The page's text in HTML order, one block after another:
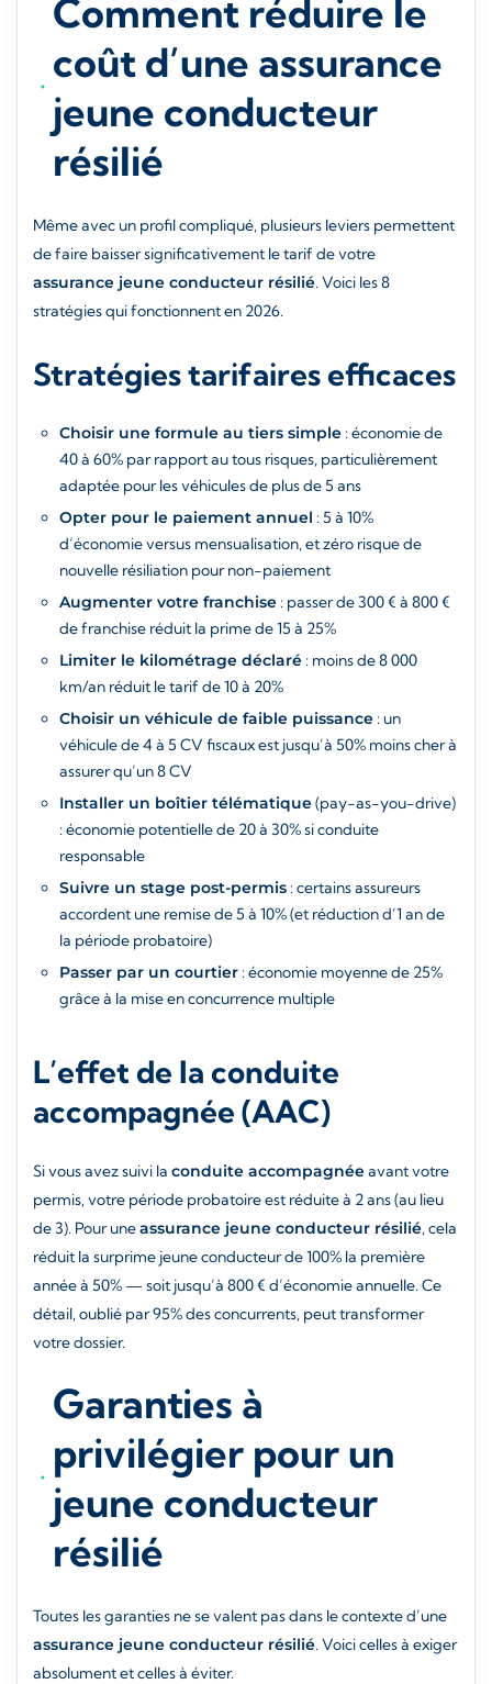
Comment réduire le
coût d’une assurance
jeune conducteur
résilié
Même avec un profil compliqué, plusieurs leviers permettent
de faire baisser significativement le tarif de votre
assurance jeune conducteur résilié. Voici les 8
stratégies qui fonctionnent en 2026.
Stratégies tarifaires efficaces
Choisir une formule au tiers simple : économie de
40 à 60% par rapport au tous risques, particulièrement
adaptée pour les véhicules de plus de 5 ans
Opter pour le paiement annuel : 5 à 10%
d’économie versus mensualisation, et zéro risque de
nouvelle résiliation pour non-paiement
Augmenter votre franchise : passer de 300 € à 800 €
de franchise réduit la prime de 15 à 25%
Limiter le kilométrage déclaré : moins de 8 000
km/an réduit le tarif de 10 à 20%
Choisir un véhicule de faible puissance : un
véhicule de 4 à 5 CV fiscaux est jusqu’à 50% moins cher à
assurer qu’un 8 CV
Installer un boîtier télématique(pay-as-you-drive)
: économie potentielle de 20 à 30% si conduite
responsable
Suivre un stage post-permis : certains assureurs
accordent une remise de 5 à 10% (et réduction d’1 an de
la période probatoire)
Passer par un courtier : économie moyenne de 25%
grâce à la mise en concurrence multiple
L’effet de la conduite
accompagnée (AAC)
Si vous avez suivi la conduite accompagnéeavant votre
permis, votre période probatoire est réduite à 2 ans (au lieu
de 3). Pour uneassurance jeune conducteur résilié, cela
réduit la surprime jeune conducteur de 100% la première
année à 50% — soit jusqu’à 800 € d’économie annuelle. Ce
détail, oublié par 95% des concurrents, peut transformer
votre dossier.
Garanties à
privilégier pour un
jeune conducteur
résilié
Toutes les garanties ne se valent pas dans le contexte d’une
assurance jeune conducteur résilié. Voici celles à exiger
absolument et celles à éviter.